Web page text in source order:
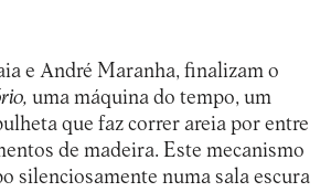
e André Maranha, finalizam o
uma máquina do tempo, um
que faz correr areia por entre
de madeira. Este mecanismo
silenciosamente numa sala escura